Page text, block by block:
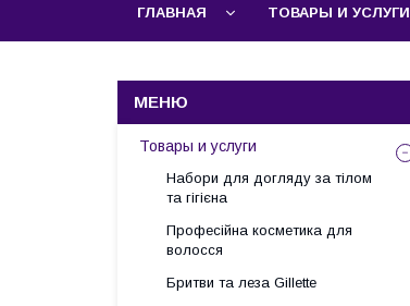
ГЛАВНАЯ ТОВАРЫ И УСЛУГИ
Товары и услуги
Набори для догляду за тілом
та гігієна
Професійна косметика для
волосся
Бритви та леза Gillette